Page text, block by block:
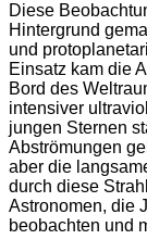
Diese
Hintergrund
und
Einsatz kam die
Bord des
intensiver
jungen Sternen
Abströmungen
aber die
durch diese
Astronomen, die
beobachten und